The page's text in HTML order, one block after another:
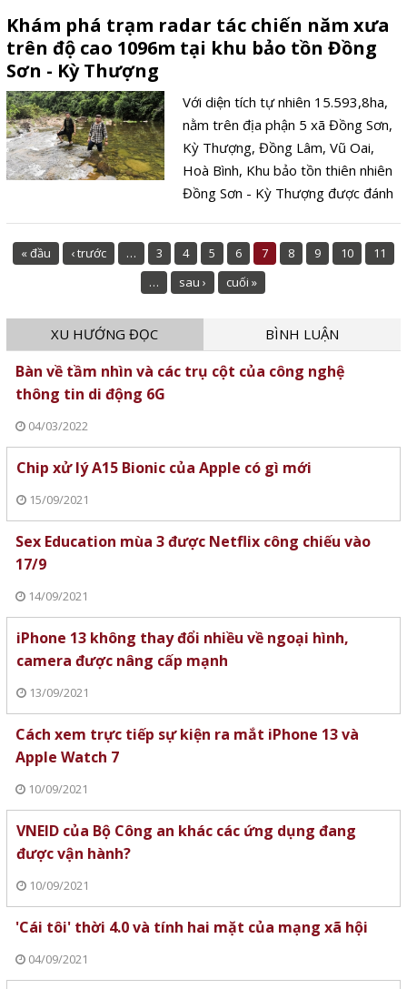
Khám phá trạm radar tác chiến năm xưa
trên độ cao 1096m tại khu bảo tồn Đồng
Sơn - Kỳ Thượng
Với diện tích tự nhiên 15.593,8ha,
nằm trên địa phận 5 xã Đồng Sơn,
Kỳ Thượng, Đồng Lâm, Vũ Oai,
Hoà Bình, Khu bảo tồn thiên nhiên
Đồng Sơn - Kỳ Thượng được đánh
học cao nhất trên địa bàn tỉnh hiện
nay. Với những giá trị đặc biệt của
mình, Khu bảo tồn đã và đang
đồng dân cư trong khu vực, mà còn
có giá trị to lớn trong bảo vệ môi
trường sinh thái, phục vụ giáo dục,
chiến quan trọng năm xưa), du lịch
trải nghiệm khám phá, cung cấp
tồn các nguồn gen quý, mẫu chuẩn
hệ sinh thái có giá trị trong nước
« đầu ‹ trước … 3 4 5 6 7 8 9 10
11
…
sau › cuối »
XU HƯỚNG ĐỌC BÌNH LUẬN
Bàn về tầm nhìn và các trụ cột của công nghệ
thông tin di động 6G
04/03/2022
Chip xử lý A15 Bionic của Apple có gì mới
15/09/2021
Sex Education mùa 3 được Netflix công chiếu vào
17/9
14/09/2021
iPhone 13 không thay đổi nhiều về ngoại hình,
camera được nâng cấp mạnh
13/09/2021
Cách xem trực tiếp sự kiện ra mắt iPhone 13 và
Apple Watch 7
10/09/2021
VNEID của Bộ Công an khác các ứng dụng đang
được vận hành?
10/09/2021
'Cái tôi' thời 4.0 và tính hai mặt của mạng xã hội
04/09/2021